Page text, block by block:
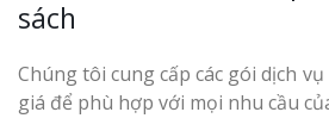
sách
Chúng tôi cung cấp các gói dịch
giá để phù hợp với mọi nhu cầu